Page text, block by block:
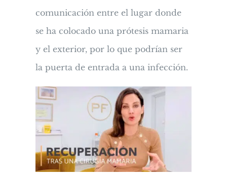
comunicación entre el lugar donde
se ha colocado una prótesis mamaria
y el exterior, por lo que podrían ser
la puerta de entrada a una infección.